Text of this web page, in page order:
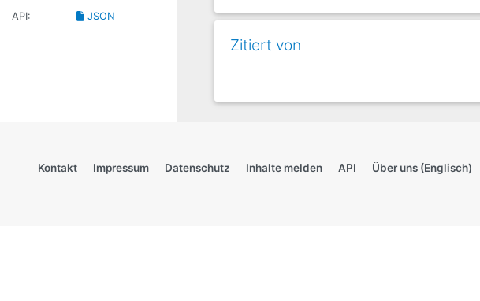
API: JSON
Zitiert von
Kontakt Impressum Datenschutz Inhalte melden API Über uns (Englisch)